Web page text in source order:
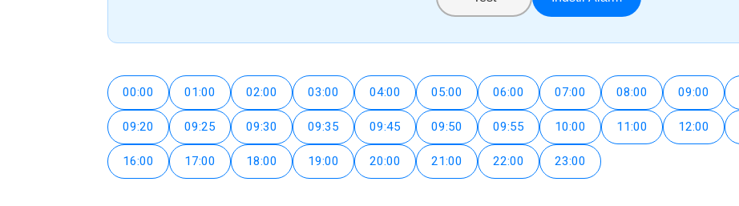
00:00 01:00 02:00 03:00 04:00 05:00 06:00 07:00 08:00 09:00
09:20 09:25 09:30 09:35 09:45 09:50 09:55 10:00 11:00 12:00
16:00 17:00 18:00 19:00 20:00 21:00 22:00 23:00